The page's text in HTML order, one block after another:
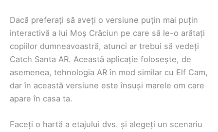
Dacă preferați să aveți o versiune puțin mai puțin
interactivă a lui Moș Crăciun pe care să le-o arătați
copiilor dumneavoastră, atunci ar trebui să vedeți
Catch Santa AR. Această aplicație folosește, de
asemenea, tehnologia AR în mod similar cu Elf Cam,
dar în această versiune este însuși marele om care
apare în casa ta.
Faceți o hartă a etajului dvs. și alegeți un scenariu